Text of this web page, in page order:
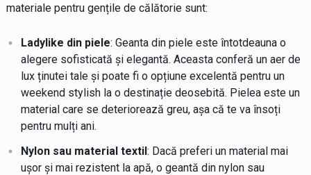
materiale pentru gențile de călătorie sunt:
Ladylike din piele: Geanta din piele este întotdeauna o
alegere sofisticată și elegantă. Aceasta conferă un aer de
lux ținutei tale și poate fi o opțiune excelentă pentru un
weekend stylish la o destinație deosebită. Pielea este un
material care se deteriorează greu, așa că te va însoți
pentru mulți ani.
Nylon sau material textil: Dacă preferi un material mai
ușor și mai rezistent la apă, o geantă din nylon sau